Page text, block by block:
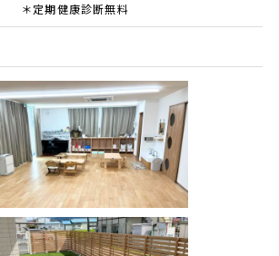
＊定期健康診断無料